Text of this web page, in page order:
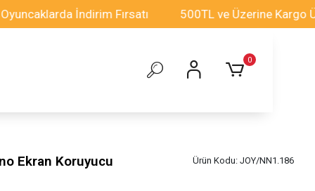
İndirim Fırsatı 500TL ve Üzerine Kargo
0
Ekran Koruyucu Ürün Kodu: JOY/NN1.186